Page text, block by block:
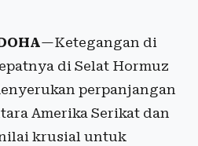
—Ketegangan di
di Selat Hormuz
perpanjangan
Amerika Serikat dan
krusial untuk